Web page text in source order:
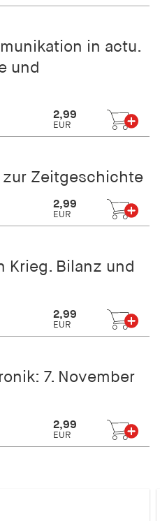
in actu.
und
2,99
EUR
zur Zeitgeschichte
2,99
EUR
Krieg. Bilanz und
2,99
EUR
7. November
2,99
EUR